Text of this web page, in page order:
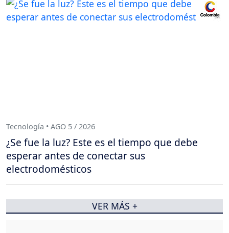
Tecnología • AGO 5 / 2026
¿Se fue la luz? Este es el tiempo que debe
esperar antes de conectar sus
electrodomésticos
VER MÁS +